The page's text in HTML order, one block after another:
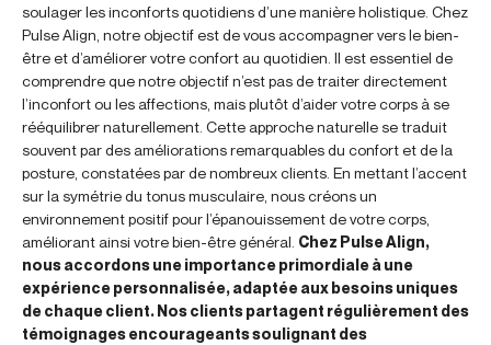
soulager les inconforts quotidiens d’une manière holistique. Chez
Pulse Align, notre objectif est de vous accompagner vers le bien-
être et d’améliorer votre confort au quotidien. Il est essentiel de
comprendre que notre objectif n’est pas de traiter directement
l’inconfort ou les affections, mais plutôt d’aider votre corps à se
rééquilibrer naturellement. Cette approche naturelle se traduit
souvent par des améliorations remarquables du confort et de la
posture, constatées par de nombreux clients. En mettant l’accent
sur la symétrie du tonus musculaire, nous créons un
environnement positif pour l’épanouissement de votre corps,
améliorant ainsi votre bien-être général. Chez Pulse Align,
nous accordons une importance primordiale à une
expérience personnalisée, adaptée aux besoins uniques
de chaque client. Nos clients partagent régulièrement des
témoignages encourageants soulignant des